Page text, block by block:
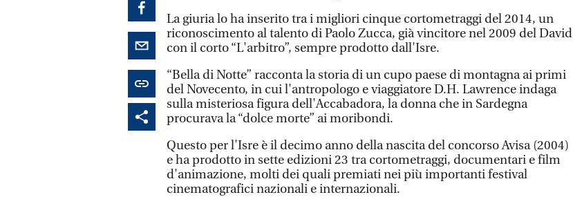
La giuria lo ha inserito tra i migliori cinque cortometraggi del 2014, un
riconoscimento al talento di Paolo Zucca, già vincitore nel 2009 del David
con il corto “L'arbitro”, sempre prodotto dall'Isre.
“Bella di Notte” racconta la storia di un cupo paese di montagna ai primi
del Novecento, in cui l'antropologo e viaggiatore D.H. Lawrence indaga
sulla misteriosa figura dell'Accabadora, la donna che in Sardegna
procurava la “dolce morte” ai moribondi.
Questo per l'Isre è il decimo anno della nascita del concorso Avisa (2004)
e ha prodotto in sette edizioni 23 tra cortometraggi, documentari e film
d'animazione, molti dei quali premiati nei più importanti festival
cinematografici nazionali e internazionali.